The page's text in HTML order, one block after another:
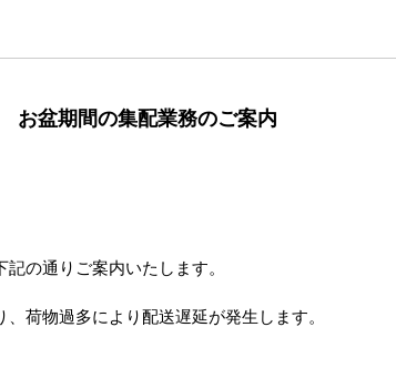
お盆期間の集配業務のご案内
の通りご案内いたします。
荷物過多により配送遅延が発生します。